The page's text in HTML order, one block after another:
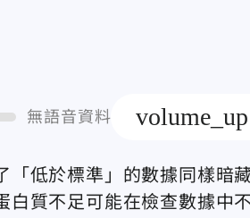
無語音資料 volume_up
「低於標準」的數據同樣暗
質不足可能在檢查數據中